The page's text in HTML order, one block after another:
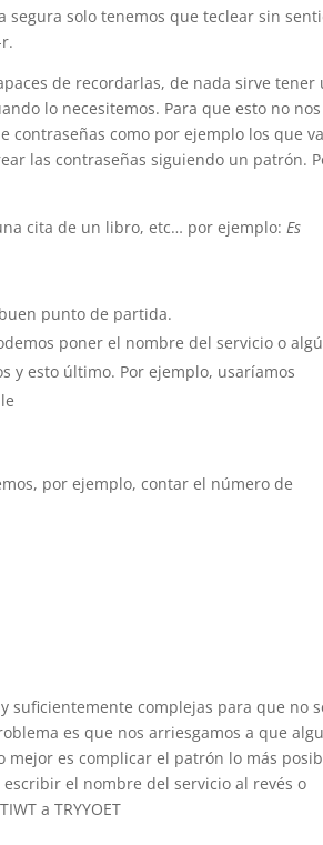
segura solo tenemos que teclear sin
de recordarlas, de nada sirve tener
lo necesitemos. Para que esto no nos
contraseñas como por ejemplo los que
las contraseñas siguiendo un patrón.
cita de un libro, etc… por ejemplo:Es
punto de partida.
poner el nombre del servicio o
y esto último. Por ejemplo, usaríamos
por ejemplo, contar el número de
suficientemente complejas para que no
es que nos arriesgamos a que
mejor es complicar el patrón lo más
el nombre del servicio al revés o
a TRYYOET